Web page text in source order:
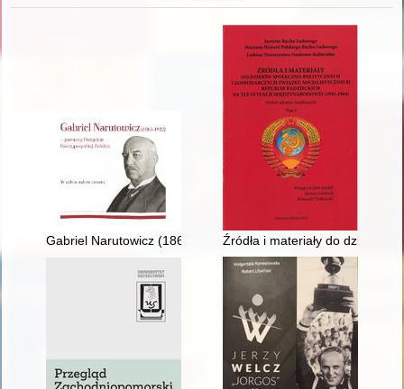
Gabriel Narutowicz (1865-1922) : pierwszy Prezydent
Źródła i materiały do dziejów